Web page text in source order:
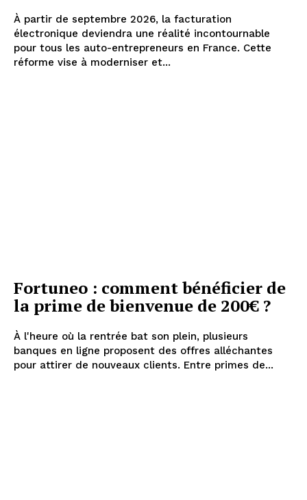
À partir de septembre 2026, la facturation
électronique deviendra une réalité incontournable
pour tous les auto-entrepreneurs en France. Cette
réforme vise à moderniser et...
Fortuneo : comment bénéficier de
la prime de bienvenue de 200€ ?
À l'heure où la rentrée bat son plein, plusieurs
banques en ligne proposent des offres alléchantes
pour attirer de nouveaux clients. Entre primes de...